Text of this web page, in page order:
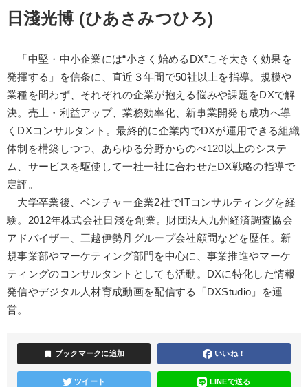
日淺光博 (ひあさみつひろ)
「中堅・中小企業には“小さく始めるDX”こそ大きく効果を
発揮する」を信条に、直近３年間で50社以上を指導。規模や
業種を問わず、それぞれの企業が抱える悩みや課題をDXで解
決。売上・利益アップ、業務効率化、新事業開発も成功へ導
くDXコンサルタント。最終的に企業内でDXが運用できる組織
体制を構築しつつ、あらゆる分野からのべ120以上のシステ
ム、サービスを駆使して一社一社に合わせたDX戦略の指導で
定評。
大学卒業後、ベンチャー企業2社でITコンサルティングを経
験。2012年株式会社日淺を創業。財団法人九州経済調査協会
アドバイザー、三越伊勢丹グループ会社顧問などを歴任。新
規事業部やマーケティング部門を中心に、事業推進やマーケ
ティングのコンサルタントとしても活動。DXに特化した情報
発信やデジタル人材育成動画を配信する「DXStudio」を運
営。
bookmark ブックマークに追加 いいね！
ツイート LINEで送る